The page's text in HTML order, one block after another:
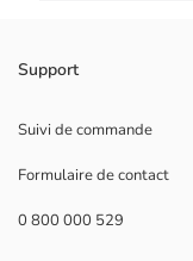
Support
Suivi de commande
Formulaire de contact
0 800 000 529